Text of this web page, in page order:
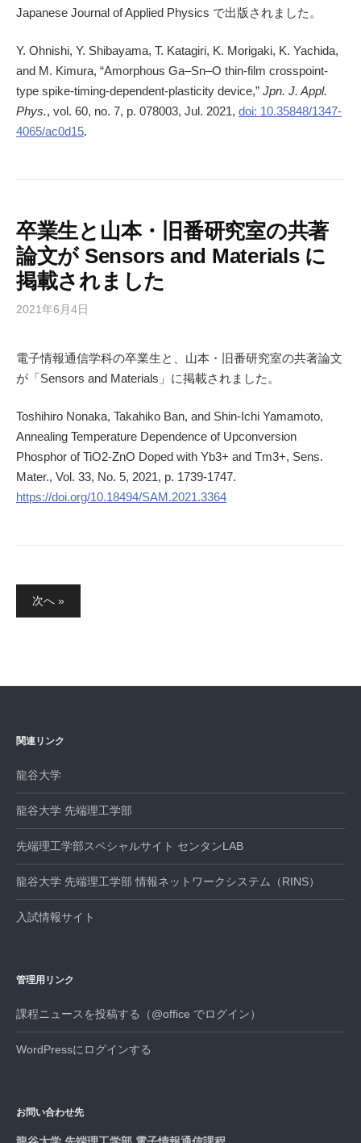
Japanese Journal of Applied Physics で出版されました。
Y. Ohnishi, Y. Shibayama, T. Katagiri, K. Morigaki, K. Yachida,
and M. Kimura, “Amorphous Ga–Sn–O thin-film crosspoint-
type spike-timing-dependent-plasticity device,” Jpn. J. Appl.
Phys., vol. 60, no. 7, p. 078003, Jul. 2021, doi: 10.35848/1347-
4065/ac0d15.
卒業生と山本・旧番研究室の共著
論文が Sensors and Materials に
掲載されました
2021年6月4日
電子情報通信学科の卒業生と、山本・旧番研究室の共著論文
が「Sensors and Materials」に掲載されました。
Toshihiro Nonaka, Takahiko Ban, and Shin-Ichi Yamamoto,
Annealing Temperature Dependence of Upconversion
Phosphor of TiO2-ZnO Doped with Yb3+ and Tm3+, Sens.
Mater., Vol. 33, No. 5, 2021, p. 1739-1747.
https://doi.org/10.18494/SAM.2021.3364
稿
ゲ
ン
次へ »
関連リンク
龍谷大学
龍谷大学 先端理工学部
先端理工学部スペシャルサイト センタンLAB
龍谷大学 先端理工学部 情報ネットワークシステム（RINS）
入試情報サイト
管理用リンク
課程ニュースを投稿する（@office でログイン）
WordPressにログインする
お問い合わせ先